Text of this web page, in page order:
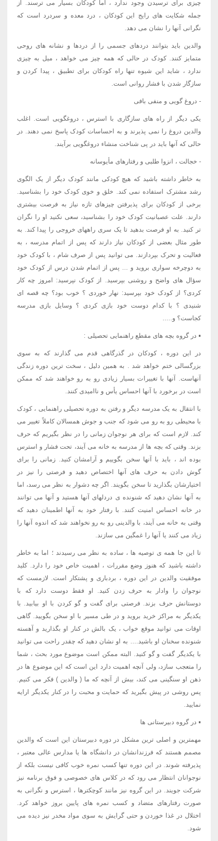
چیزی برای ترسیدن وجود ندارد ، اما کودکان بسیار می ترسند. از
جمله شکایت های رایج این کودکان ، درد معده و سردرد است که
نگرانی آنها را نشان می دهد.
والدین باید بتوانند دردهای جسمی را از دردها و نشانه های روحی
متمایز کنند. کودک در حالی که همه چیز می خواهد ، میل به چیزی
ندارد ، شاید این شیوه تنها راه کودکان برای تطبیق ، پیدا کردن و
سازگار شدن با فشار روانی است.
- دروغ گویی و منفی بافی
یکی دیگر از راه های سازگاری با استرس ، دروغگویی است. اغلب
والدین دروغ را نمی پذیرند و به احساسات کودک پاسخ نمی دهند. در
حالی که آنها باید در پی شناخت منشاء دروغگویی برآیند.
- خجالت ، انزوا طلبی و رفتارهای مأیوسانه
به خاطر داشته باشید که هیچ کودکی مانند کودک دیگر از یک الگوی
رشد مشترک استفاده نمی کند. خلق و خوی کودک خود را بشناسید.
برخی از کودکان برای پذیرفتن چیزهای تازه نیاز به فرصت بیشتری
دارند. علت عصبانیت کودک خود را بشناسید، سعی نکنید او را نگران
تر کنید. به او فرصت بدهید تا یک سری راههای خروجی را پیدا کند. به
طور مثال بعضی از کودکان نیاز دارند که پس از اتمام مدرسه ، به
فعالیت و تحرک بپردازند. می توانید پس از صرف شام ، با کودک خود
به دوچرخه سواری بروید و ... پس از اتمام شدن درس از کودک خود
سؤال های واضح و روشنی بپرسید. از کودک نپرسید: امروز چه کار
کردی؟ از کودک خود بپرسید: نهار خوردی ؟ خوب بود؟ چه قصه ای
شنیدی ؟ با کدام دوست خود بازی کردی ؟ وسایل بازی مدرسه
کجاست؟ و.....
▪ در گروه بچه های مقطع راهنمایی تحصیلی :
در این دوره ، کودکان در گذرگاهی قدم می گذارند که به سوی
بزرگسالی ختم خواهد شد . به همین دلیل ، سخت ترین دوره زندگی
آنهاست. آنها با تغییرات بسیار زیادی رو به رو خواهند شد که ممکن
است در برخورد با آنها احساس یأس و ناامیدی کنند.
با انتقال به یک مدرسه دیگر و رفتن به دوره تحصیلی راهنمایی ، کودک
با محیطی رو به رو می شود که جنب و جوش همسالان کاملاً تغییر می
کند. لازم است که برای هر نوجوان زمانی را در نظر بگیریم که حرف
بزند. وقتی که بچه ها از مدرسه به خانه می آیند، تحت فشار و استرس
بوده اند ، باید با آنها سخن بگوییم و آرامشان کنید. زمانی را برای
گوش دادن به حرف های آنها اختصاص دهید و فرصتی را نیز در
اختیارشان بگذارید تا سخن بگویند. اگر چه دشوار به نظر می رسد، اما
به آنها نشان دهید که شنونده ی دردلهای آنها هستید و آنها می توانند
در خانه احساس امنیت کنند. با رفتار خود به آنها اطمینان دهید که
وقتی به خانه می آیند، با والدینی رو به رو نخواهند شد که اندوه آنها را
زیاد می کنند یا آنها را غمگین می سازند.
تا این جا همه ی توصیه ها ، ساده به نظر می رسیدند ؛ اما به خاطر
داشته باشید که هنوز وضع مقررات ، اهمیت خاص خود را دارد. کلید
موفقیت والدین در این دوره ، بردباری و پشتکار است. لازمست که
نوجوان را وادار به حرف زدن کنید. او فقط دوست دارد که با
دوستانش حرف بزند. فرصتی برای گفت و گو کردن با او بیابید. با
یکدیگر به مراکز خرید بروید و در طی مسیر با او سخن بگویید. گاهی
اوقات می توانید موقع خواب ، یک بالش در کنار او بگذارید و آهسته
شنونده سخنان او باشید.... به او نشان دهید که چقدر راحت می توانید
با یکدیگر گفت و گو کنید. البته ممکن است موضوع مورد بحث ، شما
را متعجب سازد، ولی آنچه اهمیت دارد این است که این موضوع ها در
ذهن او سنگینی می کند، بیش از آنچه که ما ( والدین ) فکر می کنیم.
پس روشی در پیش بگیرید که حمایت و محبت را در کنار یکدیگر ارایه
نمایید.
▪ در گروه دبیرستانی ها
مهمترین و اصلی ترین مشکل در دوره دبیرستان این است که والدین
مصمم هستند که فرزندانشان در دانشگاه ها یا مدارس عالی معتبر ،
پذیرفته شوند. در این دوره تنها کسب نمره خوب کافی نیست بلکه از
نوجوانان انتظار می رود که در کلاس های خصوصی و فوق برنامه نیز
شرکت جویند. در این گروه نیز مانند کوچکترها ، استرس و نگرانی به
صورت رفتارهای متضاد و کسب نمره های پایین بروز خواهد کرد.
اختلال در غذا خوردن و حتی گرایش به سوی مواد مخدر نیز دیده می
شود.